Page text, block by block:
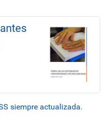
siempre actualizada.